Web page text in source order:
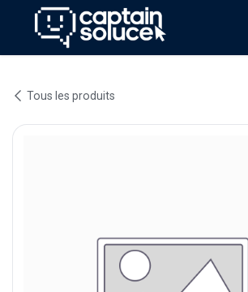
Se rendre au contenu
Tous les produits